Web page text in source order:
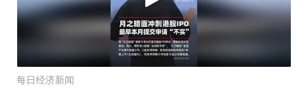
每日经济新闻